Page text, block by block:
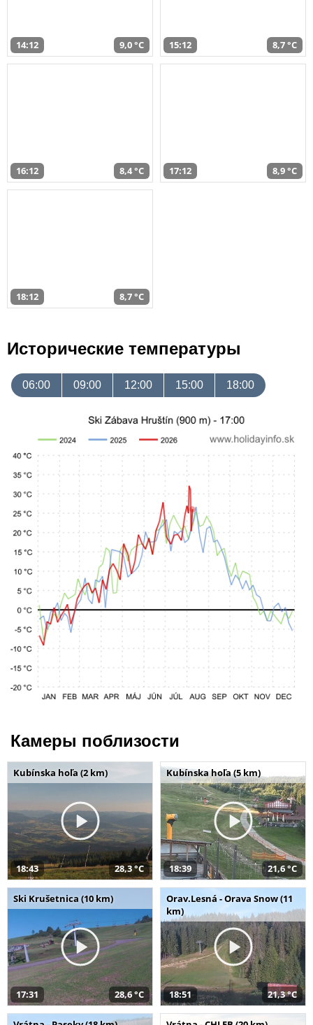
14:12 9,0 °C 15:12 8,7 °C
16:12 8,4 °C 17:12 8,9 °C
18:12 8,7 °C
Исторические температуры
06:00 09:00 12:00 15:00 18:00
Камеры поблизости
Kubínska hoľa (2 km)
18:43 28,3 °C
Kubínska hoľa (5 km)
18:39 21,6 °C
Ski Krušetnica (10 km)
17:31 28,6 °C
Orav.Lesná - Orava Snow (11
km)
18:51 21,3 °C